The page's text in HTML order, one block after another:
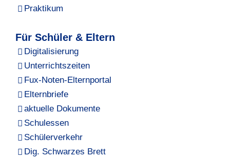
Praktikum
Für Schüler & Eltern
Digitalisierung
Unterrichtszeiten
Fux-Noten-Elternportal
Elternbriefe
aktuelle Dokumente
Schulessen
Schülerverkehr
Dig. Schwarzes Brett